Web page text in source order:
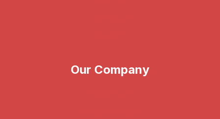
Our Company